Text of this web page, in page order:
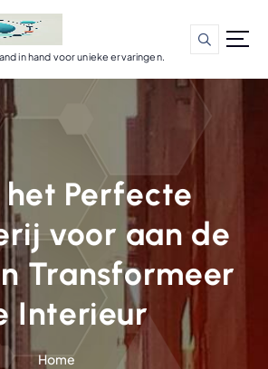
in hand voor unieke ervaringen.
het Perfecte
voor aan de
Transformeer
Interieur
Home